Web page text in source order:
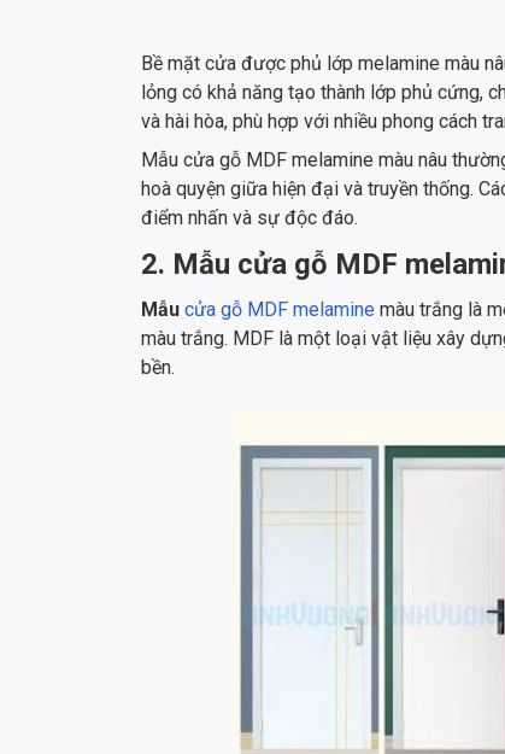
Bề mặt cửa được phủ lớp melamine màu
lỏng có khả năng tạo thành lớp phủ cứng,
và hài hòa, phù hợp với nhiều phong cách
Mẫu cửa gỗ MDF melamine màu nâu
hoà quyện giữa hiện đại và truyền thống.
điểm nhấn và sự độc đáo.
2. Mẫu cửa gỗ MDF
Mẫu cửa gỗ MDF melamine màu trắng là
màu trắng. MDF là một loại vật liệu xây
bền.